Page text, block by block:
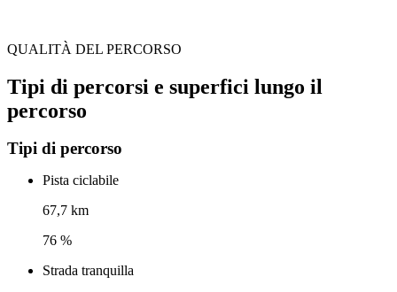
QUALITÀ DEL PERCORSO
Tipi di percorsi e superfici lungo il
percorso
Tipi di percorso
Pista ciclabile
67,7 km
76 %
Strada tranquilla